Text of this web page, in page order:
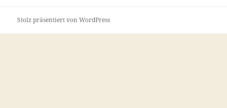
Stolz präsentiert von WordPress